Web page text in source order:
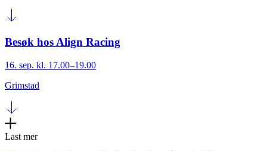
Besøk hos Align Racing
16. sep. kl. 17.00–19.00
Grimstad
Last mer